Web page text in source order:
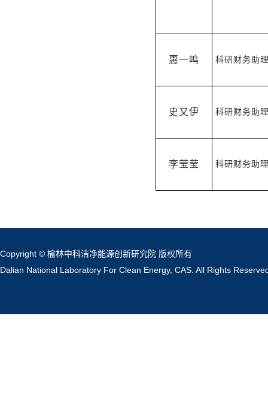
惠一鸣 科研财务助
史又伊 科研财务助
李莹莹 科研财务助
Copyright © 榆林中科洁净能源创新研究院 版权所有
Dalian National Laboratory For Clean Energy, CAS. All Rights